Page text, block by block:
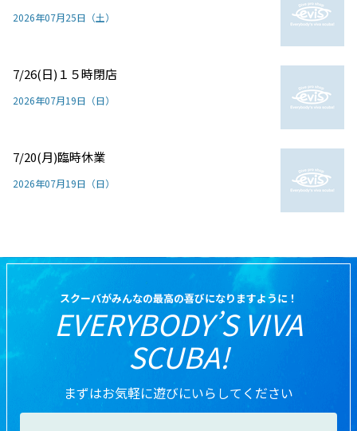
2026年07月25日（土）
7/26(日)１５時閉店
2026年07月19日（日）
7/20(月)臨時休業
2026年07月19日（日）
スクーバがみんなの最高の喜びになりますように！
EVERYBODY’S VIVA
SCUBA!
まずはお気軽に遊びにいらしてください